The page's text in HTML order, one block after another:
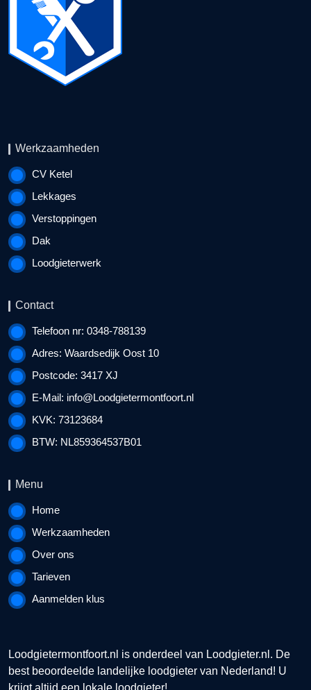
Werkzaamheden
CV Ketel
Lekkages
Verstoppingen
Dak
Loodgieterwerk
Contact
Telefoon nr: 0348-788139
Adres: Waardsedijk Oost 10
Postcode: 3417 XJ
E-Mail: info@Loodgietermontfoort.nl
KVK: 73123684
BTW: NL859364537B01
Menu
Home
Werkzaamheden
Over ons
Tarieven
Aanmelden klus
Loodgietermontfoort.nl is onderdeel van Loodgieter.nl . De
best beoordeelde landelijke loodgieter van Nederland! U
krijgt altijd een lokale loodgieter!